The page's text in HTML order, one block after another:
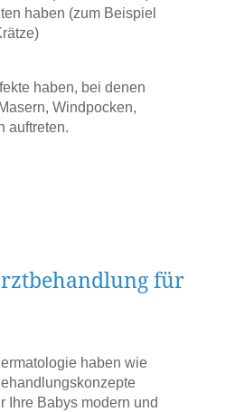
haben (zum Beispiel
haben, bei denen
Windpocken,
auftreten.
für
haben wie
Ihre Babys modern und